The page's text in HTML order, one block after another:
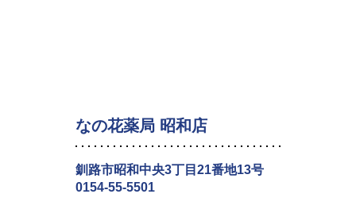
なの花薬局 昭和店
釧路市昭和中央3丁目21番地13号
0154-55-5501